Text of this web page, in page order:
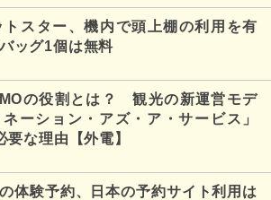
スター、機内で頭上棚の利用を有
ッグ1個は無料
の役割とは？ 観光の新運営モデ
ーション・アズ・ア・サービス」
要な理由【外電】
体験予約、日本の予約サイト利用は